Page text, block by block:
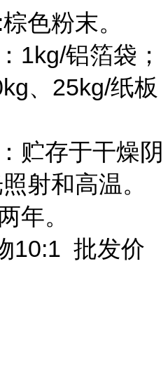
色粉末。
1kg/铝箔袋；
、25kg/纸板
贮存于干燥阴
射和高温。
年。
10:1 批发价